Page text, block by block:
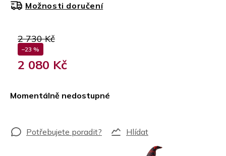
2 730 Kč
–23 %
2 080 Kč
Momentálně nedostupné
Možnosti doručení
Hlídat